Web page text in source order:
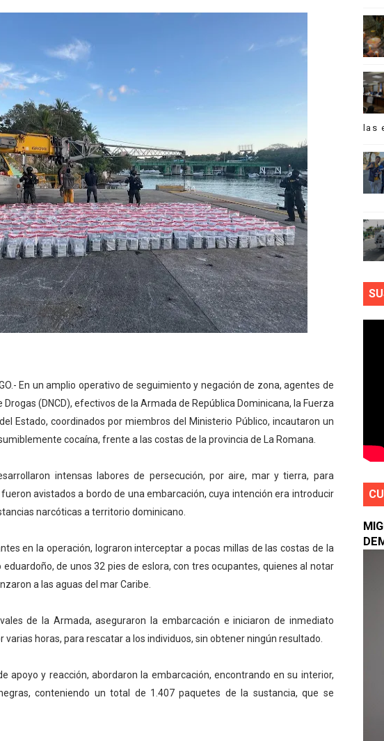
Tripulantes VIP celebra investidura
EXTRADICIÓN DOMINICANO BUSCADO POR NARCOTRÁFICO EN EE.UU
Mejía conversa y lleva soluciones a sectores de Los Ríos como parte
que no se pueden perder de esta película de Juan Luis Guerra
RECONOCE A RD POR SER PIONEROS EN PREVENCIÓN Y
y Fedodim orientan alcaldes y alcaldesas electos de la Región
Fundación Bonanza inauguran el parque Belice en Los Jardines
de combos de habichuelas con dulce a 300 pesos
logros significativos de gestión policial en los últimos seis meses
en el PRM a la actriz Yesenia Núñez y a su equipo de trabajo
entrega trofeo de campeonato a Carolina Mejía
mayores acciones ante lluvias; Consejo de Cambio Climático se
Nacional intensifica labores por lluvias
MUSIC AWARDS ESTÁN LISTOS PARA DEVELAR LOS NOMINADOS EN SU
En un amplio operativo de seguimiento y negación de zona, agentes de
Drogas (DNCD), efectivos de la Armada de República Dominicana, la Fuerza
Estado, coordinados por miembros del Ministerio Público, incautaron un
cocaína, frente a las costas de la provincia de La Romana.
intensas labores de persecución, por aire, mar y tierra, para
avistados a bordo de una embarcación, cuya intención era introducir
narcóticas a territorio dominicano.
en la operación, lograron interceptar a pocas millas de las costas de la
de unos 32 pies de eslora, con tres ocupantes, quienes al notar
a las aguas del mar Caribe.
de la Armada, aseguraron la embarcación e iniciaron de inmediato
varias horas, para rescatar a los individuos, sin obtener ningún resultado.
apoyo y reacción, abordaron la embarcación, encontrando en su interior,
conteniendo un total de 1.407 paquetes de la sustancia, que se
las